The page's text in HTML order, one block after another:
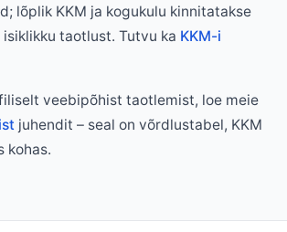
lõplik KKM ja kogukulu kinnitatakse
taotlust. Tutvu ka KKM-i
veebipõhist taotlemist, loe meie
juhendit – seal on võrdlustabel, KKM
kohas.